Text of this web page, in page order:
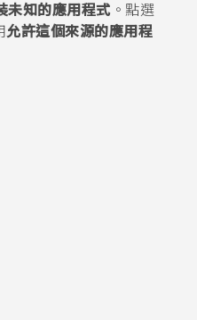
未知的應用程式 。點選
允許這個來源的應用程